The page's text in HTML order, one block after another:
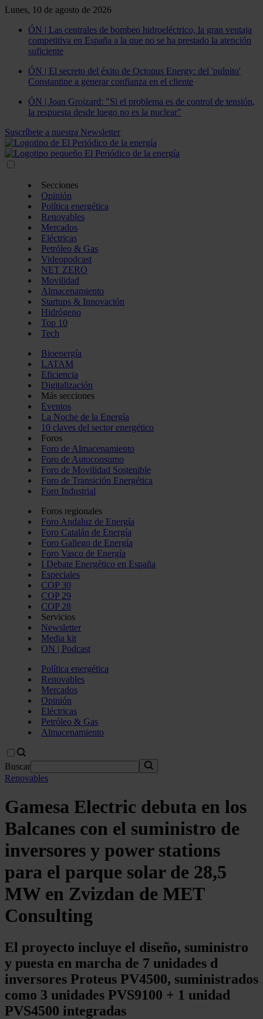
Lunes, 10 de agosto de 2026
ÓN | Las centrales de bombeo hidroeléctrico, la gran ventaja
competitiva en España a la que no se ha prestado la atención
suficiente
ÓN | El secreto del éxito de Octopus Energy: del 'pulpito'
Constantine a generar confianza en el cliente
ÓN | Joan Groizard: "Si el problema es de control de tensión,
la respuesta desde luego no es la nuclear"
Suscríbete a nuestra Newsletter
Secciones
Opinión
Política energética
Renovables
Mercados
Eléctricas
Petróleo & Gas
Videopodcast
NET ZERO
Movilidad
Almacenamiento
Startups & Innovación
Hidrógeno
Top 10
Tech
Bioenergía
LATAM
Eficiencia
Digitalización
Más secciones
Eventos
La Noche de la Energía
10 claves del sector energético
Foros
Foro de Almacenamiento
Foro de Autoconsumo
Foro de Movilidad Sostenible
Foro de Transición Energética
Foro Industrial
Foros regionales
Foro Andaluz de Energía
Foro Catalán de Energía
Foro Gallego de Energía
Foro Vasco de Energía
I Debate Energético en España
Especiales
COP 30
COP 29
COP 28
Servicios
Newsletter
Media kit
ON | Podcast
Política energética
Renovables
Mercados
Opinión
Eléctricas
Petróleo & Gas
Almacenamiento
Buscar
Renovables
Gamesa Electric debuta en los
Balcanes con el suministro de
inversores y power stations
para el parque solar de 28,5
MW en Zvizdan de MET
Consulting
El proyecto incluye el diseño, suministro
y puesta en marcha de 7 unidades d
inversores Proteus PV4500, suministrados
como 3 unidades PVS9100 + 1 unidad
PVS4500 integradas